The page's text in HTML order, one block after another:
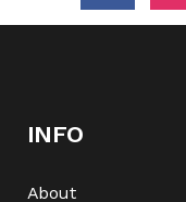
INFO
About